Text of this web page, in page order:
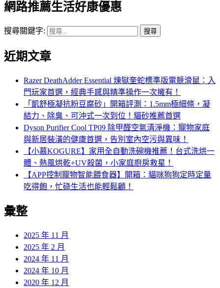
網路推薦生活好康優惠
搜尋關鍵字:
近期文章
Razer DeathAdder Essential 煉獄奎蛇標準版電競滑鼠：入
門玩家首選，經典手感與精準操作一次擁有！
「凱舒極凝抗粉豆腐砂」開箱評測：1.5mm極細條，凝
結力、除臭、可沖式一次到位！貓砂推薦首選
Dyson Purifier Cool TP09 除甲醛空氣清淨機：寵物家庭
與新居裝潢的健康首選，告別室內空污與異味！
【小慕KOGURE】家用全自動洗碗機推薦！台式洗烘一
體、熱風烘乾+UV殺菌，小家庭廚房救星！
【APP控制寵物智能餵食器】開箱：貓咪狗狗定時定量
吃得飽，忙碌生活也能輕鬆顧！
彙整
2025 年 11 月
2025 年 2 月
2024 年 11 月
2024 年 10 月
2020 年 12 月